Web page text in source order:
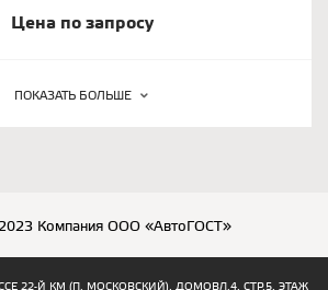
Цена по запросу
ПОКАЗАТЬ БОЛЬШЕ
Компания ООО «АвтоГОСТ»
22-Й КМ (П. МОСКОВСКИЙ), ДОМОВЛ.4, СТР.5, ЭТАЖ